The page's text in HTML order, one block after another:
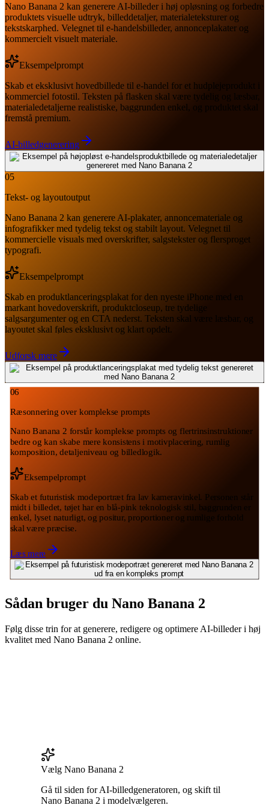
Nano Banana 2 kan generere AI-billeder i høj opløsning og forbedre
produktets visuelle udtryk, billeddetaljer, materialeteksturer og
tekstskarphed. Velegnet til e-handelsbilleder, annonceplakater og
kommercielt visuelt materiale.
Eksempelprompt
Skab et eksklusivt hovedbillede til e-handel for et hudplejeprodukt i
kommerciel fotostil. Teksten på flasken skal være tydelig og læsbar,
materialedetaljerne realistiske, baggrunden enkel, og produktet skal
fremstå premium.
AI-billedgenerering
05
Tekst- og layoutoutput
Nano Banana 2 kan generere AI-plakater, annoncemateriale og
infografikker med tydelig tekst og stabilt layout. Velegnet til
kommercielle visuals med overskrifter, salgstekster og flersproget
typografi.
Eksempelprompt
Skab en produktlanceringsplakat for den nyeste iPhone med en
markant hovedoverskrift, produktcloseup, tre tydelige
salgsargumenter og en CTA nederst. Teksten skal være læsbar, og
layoutet skal føles eksklusivt og klart opdelt.
Udforsk mere
06
Ræsonnering over komplekse prompts
Nano Banana 2 forstår komplekse prompts og flertrinsinstruktioner
bedre og kan skabe mere konsistens i motivplacering, rumlig
komposition, detaljeniveau og billedlogik.
Eksempelprompt
Skab et futuristisk modeportræt fra lav kameravinkel. Personen står
midt i billedet, tøjet har en blå-pink teknologisk stil, baggrunden er
enkel, lyset naturligt, og positur, proportioner og rumlige forhold
skal være præcise.
Læs mere
Sådan bruger du Nano Banana 2
Følg disse trin for at generere, redigere og optimere AI-billeder i høj
kvalitet med Nano Banana 2 online.
Vælg Nano Banana 2
Gå til siden for AI-billedgeneratoren, og skift til
Nano Banana 2 i modelvælgeren.